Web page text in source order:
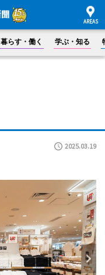
暮らす・働く 学ぶ・知る
2025.03.19